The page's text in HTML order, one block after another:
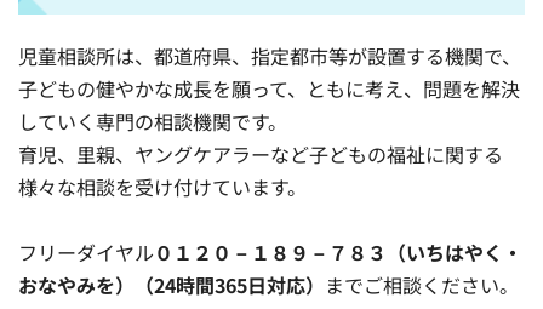
児童相談所は、都道府県、指定都市等が設置する機関で、
子どもの健やかな成長を願って、ともに考え、問題を解決
していく専門の相談機関です。
育児、里親、ヤングケアラーなど子どもの福祉に関する
様々な相談を受け付けています。
フリーダイヤル０１２０－１８９－７８３（いちはやく・
おなやみを）（24時間365日対応） までご相談ください。